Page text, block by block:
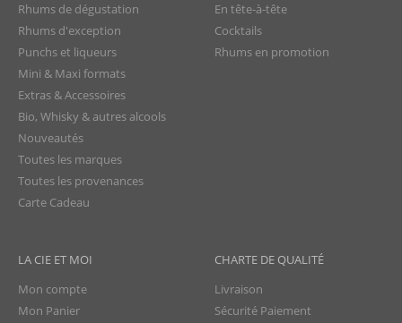
Rhums de dégustation
Rhums d'exception
Punchs et liqueurs
Mini & Maxi formats
Extras & Accessoires
Bio, Whisky & autres alcools
Nouveautés
Toutes les marques
Toutes les provenances
Carte Cadeau
En tête-à-tête
Cocktails
Rhums en promotion
LA CIE ET MOI
Mon compte
Mon Panier
CHARTE DE QUALITÉ
Livraison
Sécurité Paiement